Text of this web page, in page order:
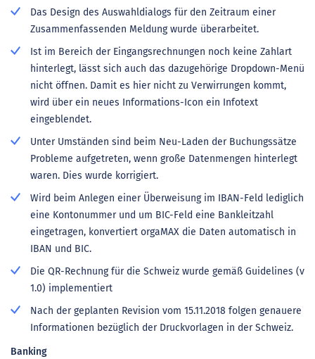
Das Design des Auswahldialogs für den Zeitraum einer
Zusammenfassenden Meldung wurde überarbeitet.
Ist im Bereich der Eingangsrechnungen noch keine Zahlart
hinterlegt, lässt sich auch das dazugehörige Dropdown-Menü
nicht öffnen. Damit es hier nicht zu Verwirrungen kommt,
wird über ein neues Informations-Icon ein Infotext
eingeblendet.
Unter Umständen sind beim Neu-Laden der Buchungssätze
Probleme aufgetreten, wenn große Datenmengen hinterlegt
waren. Dies wurde korrigiert.
Wird beim Anlegen einer Überweisung im IBAN-Feld lediglich
eine Kontonummer und um BIC-Feld eine Bankleitzahl
eingetragen, konvertiert orgaMAX die Daten automatisch in
IBAN und BIC.
Die QR-Rechnung für die Schweiz wurde gemäß Guidelines (v
1.0) implementiert
Nach der geplanten Revision vom 15.11.2018 folgen genauere
Informationen bezüglich der Druckvorlagen in der Schweiz.
Banking